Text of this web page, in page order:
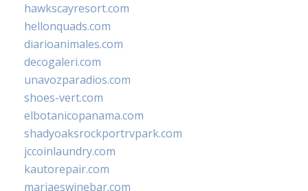
hawkscayresort.com
hellonquads.com
diarioanimales.com
decogaleri.com
unavozparadios.com
shoes-vert.com
elbotanicopanama.com
shadyoaksrockportrvpark.com
jccoinlaundry.com
kautorepair.com
marjaeswinebar.com